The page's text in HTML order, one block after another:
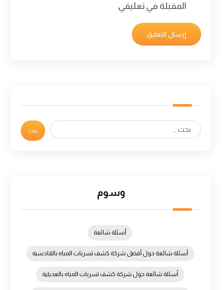
المقبلة في تعليقي.
وسوم
أسئلة شائعة
أسئلة شائعة حول أفضل شركة كشف تسربات المياه بالقادسية
أسئلة شائعة حول شركة كشف تسربات المياه بالعديلية